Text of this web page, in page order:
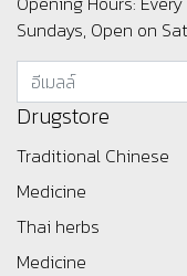
Sundays, Open on
Drugstore
Traditional Chinese
Medicine
Thai herbs
Medicine